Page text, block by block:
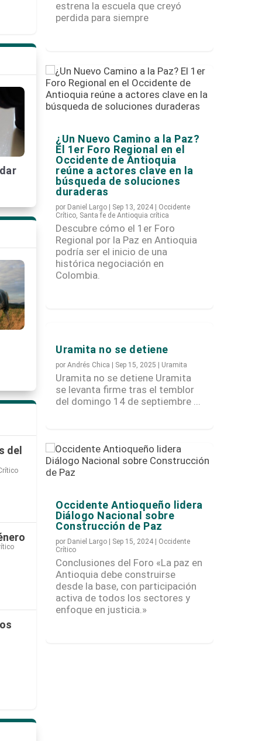
del
estrena la escuela que creyó
perdida para siempre
¿Un Nuevo Camino a la Paz?
El 1er Foro Regional en el
Occidente de Antioquia
reúne a actores clave en la
búsqueda de soluciones
duraderas
por Daniel Largo | Sep 13, 2024 | Occidente
Crítico Santa fe de Antioquia crítica
Descubre cómo el 1er Foro
Regional por la Paz en Antioquia
podría ser el inicio de una
histórica negociación en
Colombia.
Uramita no se detiene
porAndrés Chica | Sep 15, 2025 | Uramita
Uramita no se detiene Uramita
se levanta firme tras el temblor
del domingo 14 de septiembre ...
Occidente Antioqueño lidera
Diálogo Nacional sobre
Construcción de Paz
por Daniel Largo | Sep 15, 2024 | Occidente
Crítico
Conclusiones del Foro «La paz en
Antioquia debe construirse
desde la base, con participación
activa de todos los sectores y
enfoque en justicia.»